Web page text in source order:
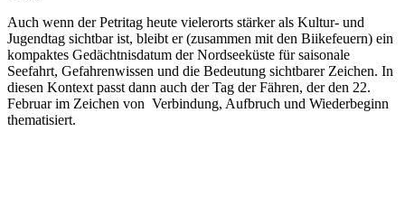
Auch wenn der Petritag heute vielerorts stärker als Kultur- und
Jugendtag sichtbar ist, bleibt er (zusammen mit den Biikefeuern) ein
kompaktes Gedächtnisdatum der Nordseeküste für saisonale
Seefahrt, Gefahrenwissen und die Bedeutung sichtbarer Zeichen. In
diesen Kontext passt dann auch der Tag der Fähren, der den 22.
Februar im Zeichen von Verbindung, Aufbruch und Wiederbeginn
thematisiert.